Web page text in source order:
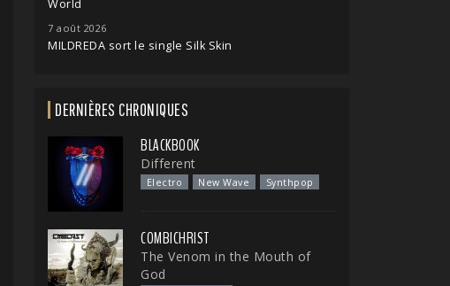
World
7 août 2026
MILDREDA sort le single Silk Skin
DERNIÈRES CHRONIQUES
BLACKBOOK
Different
Electro New Wave Synthpop
COMBICHRIST
The Venom in the Mouth of
God